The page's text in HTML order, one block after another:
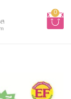
0